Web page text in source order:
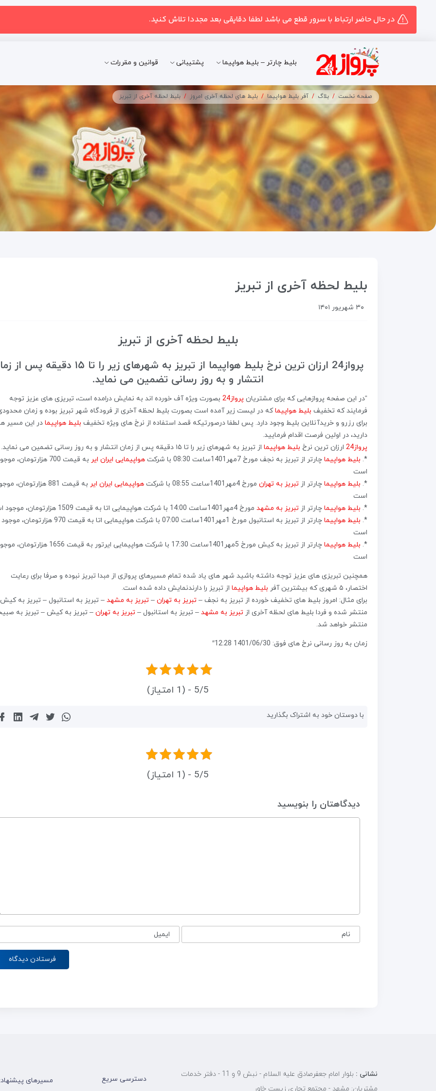
در حال حاضر ارتباط با سرور قطع می باشد لطفا دقایقی بعد مجددا تلاش کنید.
بلیط چارتر – بلیط هواپیما پشتیبانی قوانین و مقررات
صفحه نخست بلاگ آفر بلیط هواپیما بلیط های لحظه آخری امروز بلیط لحظه آخری از تبریز
بلیط لحظه آخری از تبریز
۳۰ شهریور ۱۴۰۱
بلیط لحظه آخری از تبریز
پرواز24 ارزان ترین نرخ بلیط هواپیما از تبریز به شهرهای زیر را تا ۱۵ دقیقه
انتشار و به روز رسانی تضمین می نماید.
“در این صفحه پروازهایی که برای مشتریان پرواز24
بصورت ویژه آف خورده اند به نمایش درامده است، تبریزی های عزیز توجه
فرمایند که تخفیف بلیط هواپیماکه در لیست زیر آمده است بصورت بلیط لحظه آخری از فرودگاه شهر تبریز بوده و زمان
برای رزرو و خریدآنلاین بلیط وجود دارد. پس لطفا درصورتیکه قصد استفاده از نرخ های ویژه تخفیف بلیط هواپیما در این مسیر
دارید، در اولین فرصت اقدام فرمایید.
پرواز24
ارزان ترین نرخ بلیط هواپیما از تبریز به شهرهای زیر را تا ۱۵ دقیقه پس از زمان انتشار و به روز رسانی تضمین می نماید.
*. بلیط هواپیما چارتر از تبریز به نجف مورخ 7مهر1401ساعت 08:30 با شرکت هواپیمایی ایران ایر
به قیمت 700 هزارتومان،
است
*. بلیط هواپیما چارتر از تبریز به تهران مورخ 4مهر1401ساعت 08:55 با شرکت هواپیمایی ایران ایر
به قیمت 881 هزارتومان،
است
*. بلیط هواپیما چارتر از تبریز به مشهد مورخ 4مهر1401ساعت 14:00 با شرکت هواپیمایی اتا به قیمت 1509 هزارتومان، موجود است
*. بلیط هواپیما
چارتر از تبریز به استانبول مورخ 1مهر1401ساعت 07:00 با شرکت هواپیمایی اتا به قیمت 970 هزارتومان، موجود
است
*. بلیط هواپیما
چارتر از تبریز به کیش مورخ 5مهر1401ساعت 17:30 با شرکت هواپیمایی ایرتور به قیمت 1656
است
همچنین تبریزی های عزیز توجه داشته باشید شهر های یاد شده تمام مسیرهای پروازی از مبدا تبریز نبوده و صرفا برای رعایت
اختصار، ۵ شهری که بیشترین آفر
بلیط هواپیما از تبریز را دارندنمایش داده شده است.
برای مثال: امروز بلیط های تخفیف خورده از تبریز به نجف – تبریز به تهران – تبریز به مشهد – تبریز به استانبول – تبریز به کیش
منتشر شده و فردا بلیط های لحظه آخری از تبریز به مشهد – تبریز به استانبول – تبریز به تهران – تبریز به کیش – تبریز به
منتشر خواهد شد.
زمان به روز رسانی نرخ های فوق: 1401/06/30 12:28″
5/5 - (1 امتیاز)
با دوستان خود به اشتراک بگذارید
5/5 - (1 امتیاز)
دیدگاهتان را بنویسید
نام ایمیل
نشانی :
بلوار امام جعفرصادق علیه السلام - نبش 9 و 11 - دفتر خدمات
مشتریان: مشهد - مجتمع تجاری زیست خاور
دسترسی سریع
مسیرهای پیشنهادی